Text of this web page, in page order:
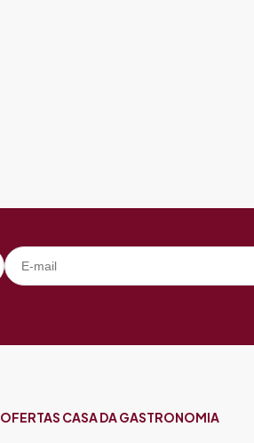
OFERTAS CASA DA GASTRONOMIA